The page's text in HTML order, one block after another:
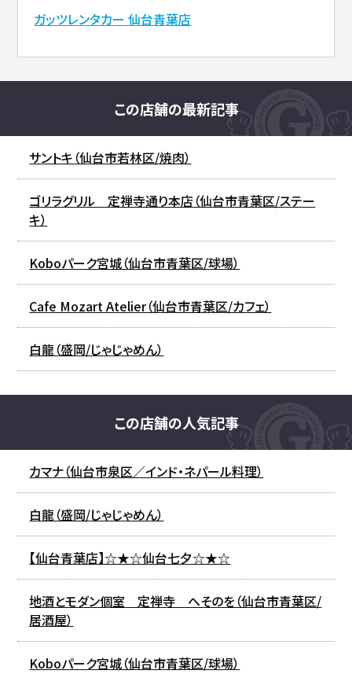
ガッツレンタカー 仙台青葉店
この店舗の最新記事
サントキ（仙台市若林区/焼肉）
ゴリラグリル 定禅寺通り本店（仙台市青葉区/ステー
キ）
Koboパーク宮城（仙台市青葉区/球場）
Cafe Mozart Atelier（仙台市青葉区/カフェ）
白龍（盛岡/じゃじゃめん）
この店舗の人気記事
カマナ（仙台市泉区／インド・ネパール料理）
白龍（盛岡/じゃじゃめん）
【仙台青葉店】☆★☆仙台七夕☆★☆
地酒とモダン個室 定禅寺 へそのを（仙台市青葉区/
居酒屋）
Koboパーク宮城（仙台市青葉区/球場）